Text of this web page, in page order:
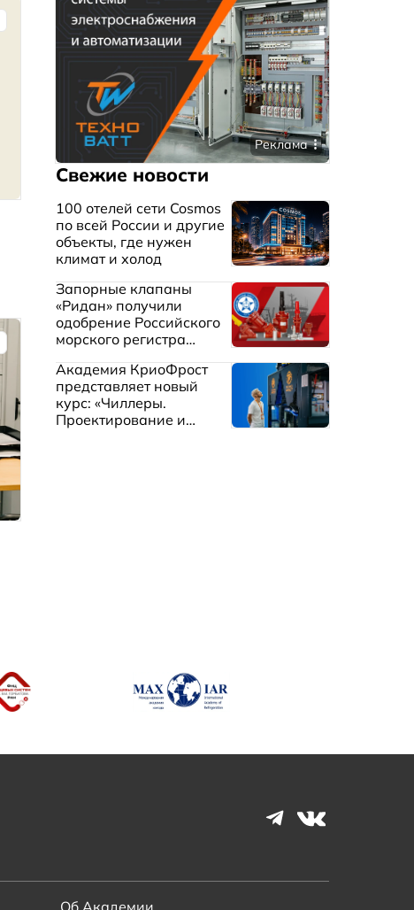
Реклама
Свежие новости
100 отелей сети Cosmos
по всей России и другие
объекты, где нужен
климат и холод
Запорные клапаны
«Ридан» получили
одобрение Российского
морского регистра
Академия КриоФрост
представляет новый
курс: «Чиллеры.
Проектирование и